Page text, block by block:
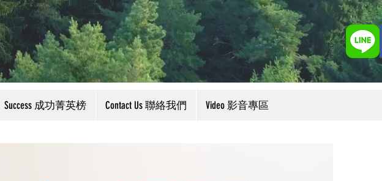
Success 成功菁英榜 Contact Us 聯絡我們 Video 影音專區